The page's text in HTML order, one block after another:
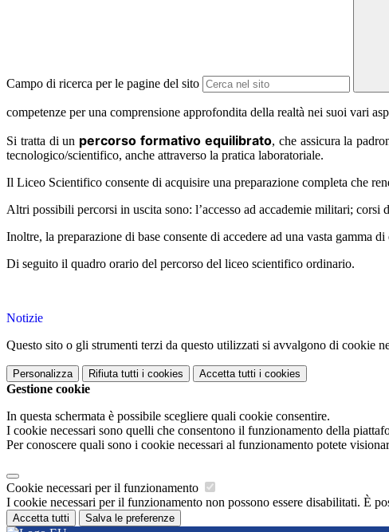
Campo di ricerca per le pagine del sito
competenze per una comprensione approfondita della realtà nei suoi vari
Si tratta di un percorso formativo equilibrato, che assicura la
tecnologico/scientifico, anche attraverso la pratica laboratoriale.
Il Liceo Scientifico consente di acquisire una preparazione completa che
Altri possibili percorsi in uscita sono: l’accesso ad accademie militari;
Inoltre, la preparazione di base consente di accedere ad una vasta
Di seguito il quadro orario del percorso del liceo scientifico ordinario.
Notizie
Questo sito o gli strumenti terzi da questo utilizzati si avvalgono di cookie
Personalizza Rifiuta tutti i cookies Accetta tutti i cookies
Gestione cookie
In questa schermata è possibile scegliere quali cookie consentire.
I cookie necessari sono quelli che consentono il funzionamento della
Per conoscere quali sono i cookie necessari al funzionamento potete
Cookie necessari per il funzionamento
I cookie necessari per il funzionamento non possono essere disabilitati. È
Accetta tutti Salva le preferenze